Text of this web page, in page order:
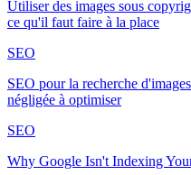
Utiliser des images sous
ce qu'il faut faire à la place
SEO
SEO pour la recherche
négligée à optimiser
SEO
Why Google Isn't Indexing